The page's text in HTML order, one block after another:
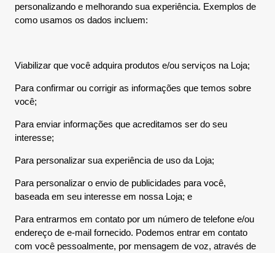
personalizando e melhorando sua experiência. Exemplos de
como usamos os dados incluem:
Viabilizar que você adquira produtos e/ou serviços na Loja;
Para confirmar ou corrigir as informações que temos sobre
você;
Para enviar informações que acreditamos ser do seu
interesse;
Para personalizar sua experiência de uso da Loja;
Para personalizar o envio de publicidades para você,
baseada em seu interesse em nossa Loja; e
Para entrarmos em contato por um número de telefone e/ou
endereço de e-mail fornecido. Podemos entrar em contato
com você pessoalmente, por mensagem de voz, através de